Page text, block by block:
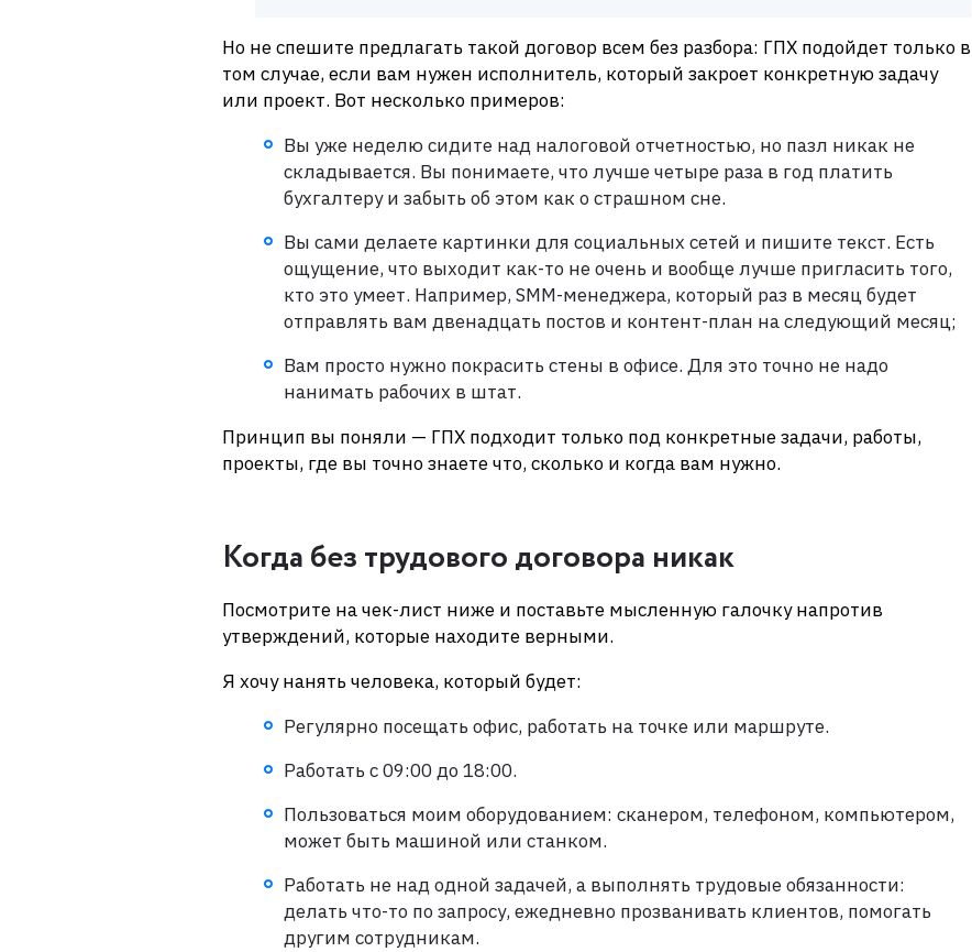
Но не спешите предлагать такой договор всем без разбора: ГПХ подойдет только в
том случае, если вам нужен исполнитель, который закроет конкретную задачу
или проект. Вот несколько примеров:
Вы уже неделю сидите над налоговой отчетностью, но пазл никак не
складывается. Вы понимаете, что лучше четыре раза в год платить
бухгалтеру и забыть об этом как о страшном сне.
Вы сами делаете картинки для социальных сетей и пишите текст. Есть
ощущение, что выходит как-то не очень и вообще лучше пригласить того,
кто это умеет. Например, SMM-менеджера, который раз в месяц будет
отправлять вам двенадцать постов и контент-план на следующий месяц;
Вам просто нужно покрасить стены в офисе. Для это точно не надо
нанимать рабочих в штат.
Принцип вы поняли — ГПХ подходит только под конкретные задачи, работы,
проекты, где вы точно знаете что, сколько и когда вам нужно.
Когда без трудового договора никак
Посмотрите на чек-лист ниже и поставьте мысленную галочку напротив
утверждений, которые находите верными.
Я хочу нанять человека, который будет:
Регулярно посещать офис, работать на точке или маршруте.
Работать с 09:00 до 18:00.
Пользоваться моим оборудованием: сканером, телефоном, компьютером,
может быть машиной или станком.
Работать не над одной задачей, а выполнять трудовые обязанности:
делать что-то по запросу, ежедневно прозванивать клиентов, помогать
другим сотрудникам.